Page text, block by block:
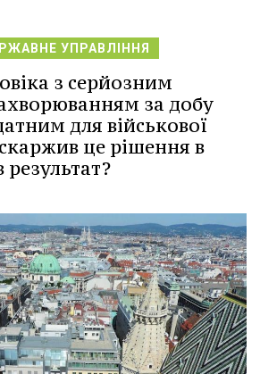
УПРАВЛІННЯ
з серйозним
за добу
для військової
це рішення в
результат?